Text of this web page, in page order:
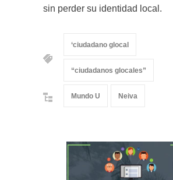
sin perder su identidad local.
‘ciudadano glocal
“ciudadanos glocales”
Mundo U Neiva